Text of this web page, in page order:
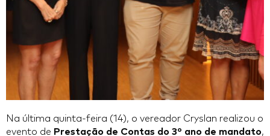
Na última quinta-feira (14), o vereador Cryslan realizou o
evento de Prestação de Contas do 3º ano de mandato,